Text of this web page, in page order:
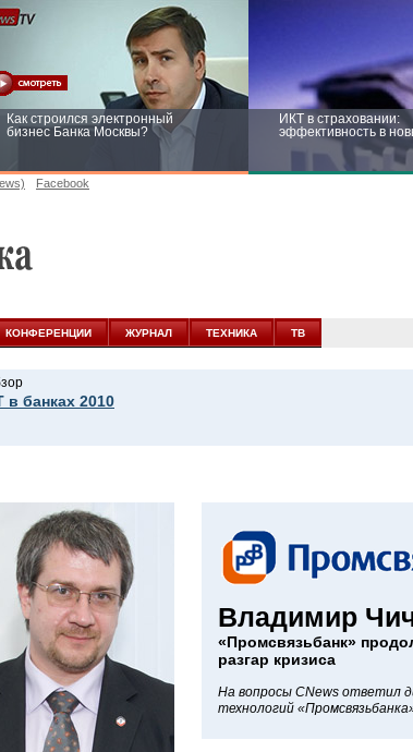
Как строился электронный
бизнес Банка Москвы?
ИКТ в страховании:
эффективность в
новых условиях
Facebook
КОНФЕРЕНЦИИ ЖУРНАЛ ТЕХНИКА ТВ
в банках 2010
Владимир
«Промсвязьбанк»
разгар кризиса
На вопросы CNews ответил
технологий